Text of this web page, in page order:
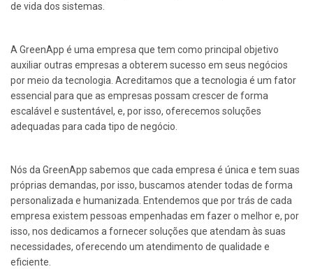
de vida dos sistemas.
A GreenApp é uma empresa que tem como principal objetivo
auxiliar outras empresas a obterem sucesso em seus negócios
por meio da tecnologia. Acreditamos que a tecnologia é um fator
essencial para que as empresas possam crescer de forma
escalável e sustentável, e, por isso, oferecemos soluções
adequadas para cada tipo de negócio.
Nós da GreenApp sabemos que cada empresa é única e tem suas
próprias demandas, por isso, buscamos atender todas de forma
personalizada e humanizada. Entendemos que por trás de cada
empresa existem pessoas empenhadas em fazer o melhor e, por
isso, nos dedicamos a fornecer soluções que atendam às suas
necessidades, oferecendo um atendimento de qualidade e
eficiente.